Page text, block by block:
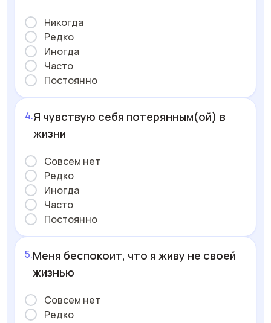
Никогда
Редко
Иногда
Часто
Постоянно
Я чувствую себя потерянным(ой) в
жизни
Совсем нет
Редко
Иногда
Часто
Постоянно
Меня беспокоит, что я живу не своей
жизнью
Совсем нет
Редко